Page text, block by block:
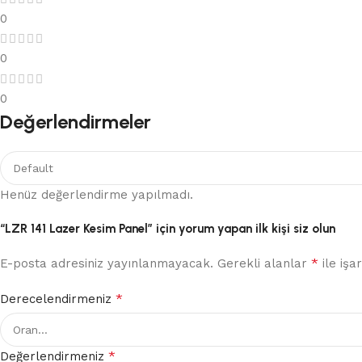
0
0
0
Değerlendirmeler
Henüz değerlendirme yapılmadı.
“LZR 141 Lazer Kesim Panel” için yorum yapan ilk kişi siz olun
E-posta adresiniz yayınlanmayacak. Gerekli alanlar * ile
Derecelendirmeniz *
Değerlendirmeniz *